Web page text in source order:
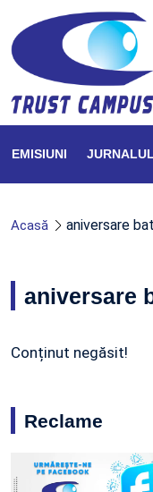
EMISIUNI
Acasă aniversare
aniversare
Conținut negăsit!
Reclame